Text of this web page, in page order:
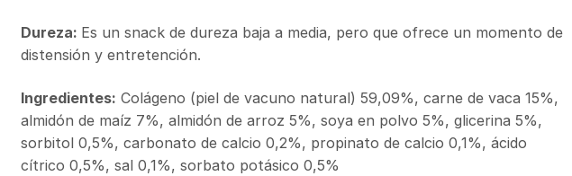
Dureza: Es un snack de dureza baja a media, pero que ofrece un momento de
distensión y entretención.
Ingredientes: Colágeno (piel de vacuno natural) 59,09%, carne de vaca 15%,
almidón de maíz 7%, almidón de arroz 5%, soya en polvo 5%, glicerina 5%,
sorbitol 0,5%, carbonato de calcio 0,2%, propinato de calcio 0,1%, ácido
cítrico 0,5%, sal 0,1%, sorbato potásico 0,5%